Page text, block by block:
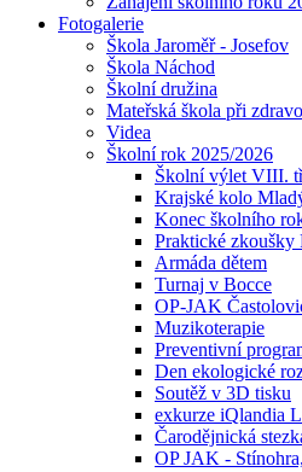
Fotogalerie
Škola Jaroměř - Josefov
Škola Náchod
Školní družina
Mateřská škola při
Videa
Školní rok 2025/2026
Školní výlet VIII.
Krajské kolo
Konec školního
Praktické zkoušky
Armáda dětem
Turnaj v Bocce
OP-JAK
Muzikoterapie
Preventivní
Den ekologické
Soutěž v 3D tisku
exkurze iQlandia
Čarodějnická
OP JAK -